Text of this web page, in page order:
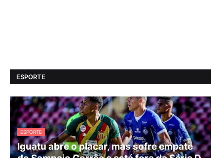
ESPORTE
ESPORTE
Iguatu abre o placar, mas sofre empate